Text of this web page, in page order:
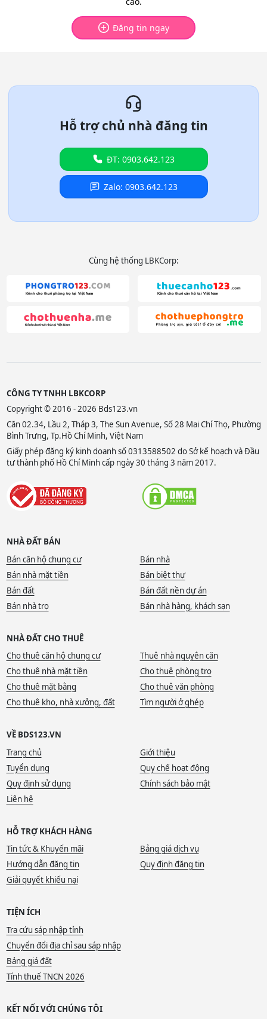
Đăng tin ngay
Hỗ trợ chủ nhà đăng tin
ĐT: 0903.642.123
Zalo: 0903.642.123
Cùng hệ thống LBKCorp:
CÔNG TY TNHH LBKCORP
Copyright © 2016 - 2026 Bds123.vn
Căn 02.34, Lầu 2, Tháp 3, The Sun Avenue, Số 28 Mai Chí Thọ, Phường
Bình Trưng, Tp.Hồ Chí Minh, Việt Nam
Giấy phép đăng ký kinh doanh số 0313588502 do Sở kế hoạch và Đầu
tư thành phố Hồ Chí Minh cấp ngày 30 tháng 3 năm 2017.
NHÀ ĐẤT BÁN
Bán căn hộ chung cư
Bán nhà
Bán nhà mặt tiền
Bán biệt thự
Bán đất
Bán đất nền dự án
Bán nhà trọ
Bán nhà hàng, khách sạn
NHÀ ĐẤT CHO THUÊ
Cho thuê căn hộ chung cư
Thuê nhà nguyên căn
Cho thuê nhà mặt tiền
Cho thuê phòng trọ
Cho thuê mặt bằng
Cho thuê văn phòng
Cho thuê kho, nhà xưởng, đất
Tìm người ở ghép
VỀ BDS123.VN
Trang chủ
Giới thiệu
Tuyển dụng
Quy chế hoạt động
Quy định sử dụng
Chính sách bảo mật
Liên hệ
HỖ TRỢ KHÁCH HÀNG
Tin tức & Khuyến mãi
Bảng giá dịch vụ
Hướng dẫn đăng tin
Quy định đăng tin
Giải quyết khiếu nại
TIỆN ÍCH
Tra cứu sáp nhập tỉnh
Chuyển đổi địa chỉ sau sáp nhập
Bảng giá đất
Tính thuế TNCN 2026
KẾT NỐI VỚI CHÚNG TÔI